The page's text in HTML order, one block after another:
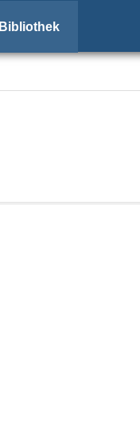
Bibliothek